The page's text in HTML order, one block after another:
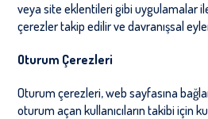
veya site eklentileri gibi uygulamalar
çerezler takip edilir ve davranışsal
Oturum Çerezleri
Oturum çerezleri, web sayfasına
oturum açan kullanıcıların takibi için